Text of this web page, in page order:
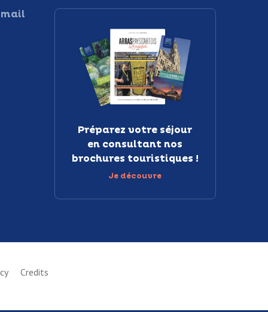
Préparez votre séjour
en consultant nos
brochures touristiques !
Je découvre
Credits